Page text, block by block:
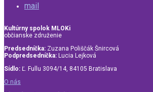
mail
Kultúrny spolok MLOKi
občianske združenie
Predsedníčka: Zuzana Poliščák Šnircová
Podpredsedníčka: Lucia Lejková
Sídlo: Ľ. Fullu 3094/14, 84105 Bratislava
O nás